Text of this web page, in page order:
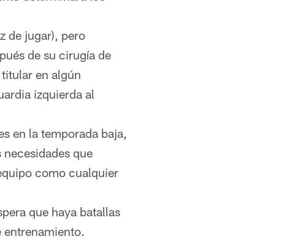
de jugar), pero
de su cirugía de
en algún
izquierda al
en la temporada baja,
que
como cualquier
que haya batallas
entrenamiento.